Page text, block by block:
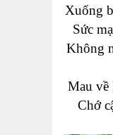
Xuống
Sức
Không
Mau về
Chớ